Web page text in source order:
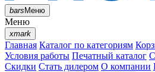
barsМеню
Меню
xmark
Главная Каталог по категориям
Условия работы Печатный каталог
Скидки Стать дилером О компании